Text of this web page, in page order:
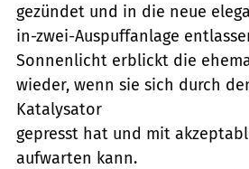
gezündet und in die neue
in-zwei-Auspuffanlage
Sonnenlicht erblickt die
wieder, wenn sie sich durch
Katalysator
gepresst hat und mit
aufwarten kann.